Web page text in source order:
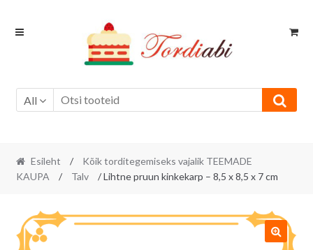
Skip
Skip
All
Esileht /
Kõik torditegemiseks vajalik TEEMADE
KAUPA
/ Talv / Lihtne pruun kinkekarp – 8,5 x 8,5 x 7 cm